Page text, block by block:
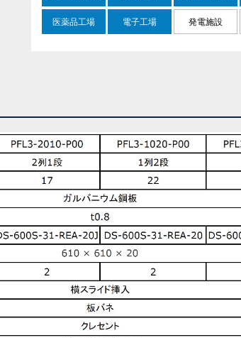
医薬品工場 電子工場 発電施設